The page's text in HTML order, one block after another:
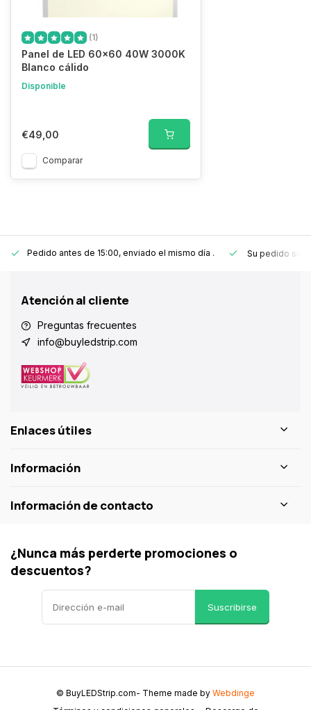
(1)
Panel de LED 60x60 40W 3000K
Blanco cálido
Disponible
€49,00
Comparar
Pedido antes de 15:00, enviado el mismo día . Su pedido
Atención al cliente
Preguntas frecuentes
info@buyledstrip.com
Enlaces útiles
Información
Información de contacto
¿Nunca más perderte promociones o
descuentos?
Suscribirse
© BuyLEDStrip.com- Theme made by Webdinge